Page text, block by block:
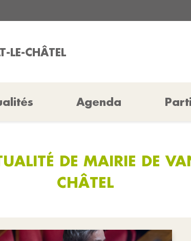
LE-CHÂTEL
Agenda
DE MAIRIE DE
CHÂTEL